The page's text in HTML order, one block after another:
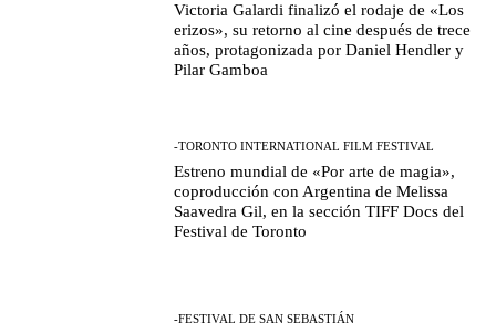
Victoria Galardi finalizó el rodaje de «Los
erizos», su retorno al cine después de trece
años, protagonizada por Daniel Hendler y
Pilar Gamboa
-TORONTO INTERNATIONAL FILM FESTIVAL
Estreno mundial de «Por arte de magia»,
coproducción con Argentina de Melissa
Saavedra Gil, en la sección TIFF Docs del
Festival de Toronto
-FESTIVAL DE SAN SEBASTIÁN